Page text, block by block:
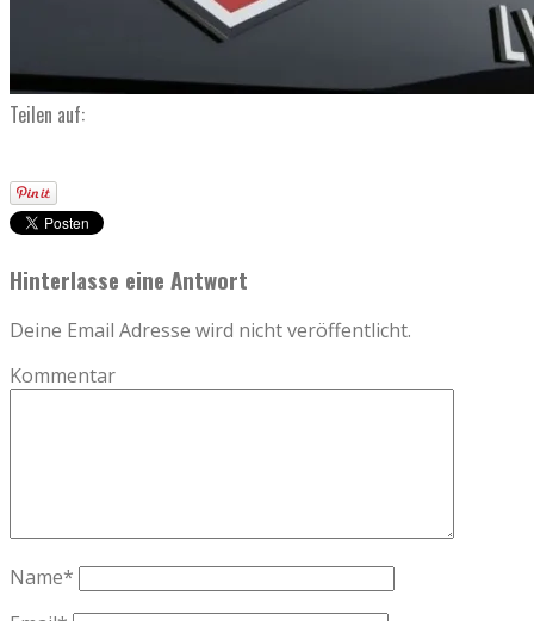
Teilen auf:
Hinterlasse eine Antwort
Deine Email Adresse wird nicht veröffentlicht.
Kommentar
Name*